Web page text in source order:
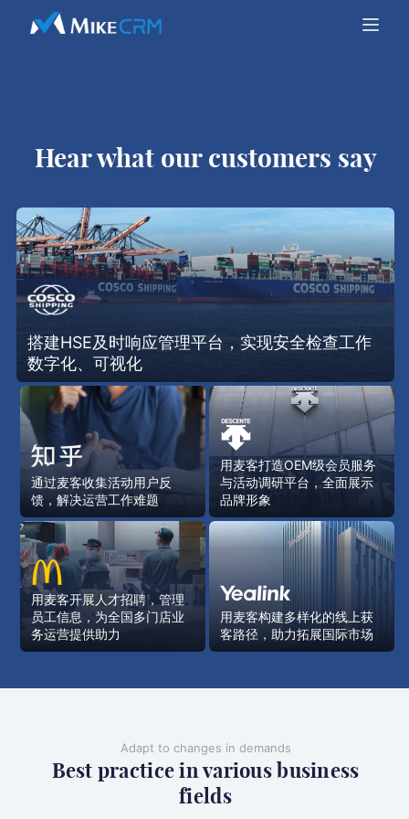
Hear what our customers say
搭建HSE及时响应管理平台，实现安全检查工作
数字化、可视化
通过麦客收集活动用户反
馈，解决运营工作难题
用麦客打造OEM级会员服务
与活动调研平台，全面展示
品牌形象
用麦客开展人才招聘，管理
员工信息，为全国多门店业
务运营提供助力
用麦客构建多样化的线上获
客路径，助力拓展国际市场
Adapt to changes in demands
Best practice in various business
fields